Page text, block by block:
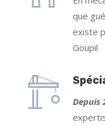
que
existe
Goupil
Depuis